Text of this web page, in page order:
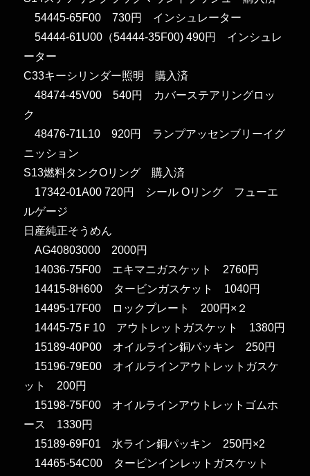
54445-65F00 730円 インシュレーター
54444-61U00（54444-35F00) 490円 インシュレ
ーター
C33キーシリンダー照明 購入済
48474-45V00 540円 カバーステアリングロッ
ク
48476-71L10 920円 ランプアッセンブリーイグ
ニッション
S13燃料タンクOリング 購入済
17342-01A00 720円 シール Oリング フューエ
ルゲージ
日産純正そうめん
AG40803000 2000円
14036-75F00 エキマニガスケット 2760円
14415-8H600 タービンガスケット 1040円
14495-17F00 ロックプレート 200円×２
14445-75Ｆ10 アウトレットガスケット 1380円
15189-40P00 オイルライン銅パッキン 250円
15196-79E00 オイルラインアウトレットガスケ
ット 200円
15198-75F00 オイルラインアウトレットゴムホ
ース 1330円
15189-69F01 水ライン銅パッキン 250円×2
14465-54C00 タービンインレットガスケット